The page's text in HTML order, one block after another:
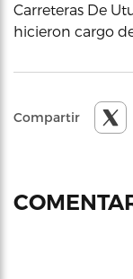
Carreteras De
hicieron cargo
Compartir